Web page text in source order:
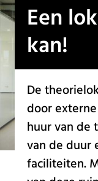
Een
kan!
De
door
huur van de
van de duur
faciliteiten.